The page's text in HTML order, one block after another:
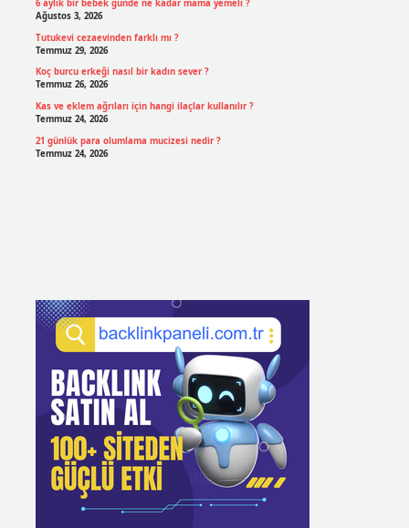
6 aylık bir bebek günde ne kadar mama yemeli ?
Ağustos 3, 2026
Tutukevi cezaevinden farklı mı ?
Temmuz 29, 2026
Koç burcu erkeği nasıl bir kadın sever ?
Temmuz 26, 2026
Kas ve eklem ağrıları için hangi ilaçlar kullanılır ?
Temmuz 24, 2026
21 günlük para olumlama mucizesi nedir ?
Temmuz 24, 2026